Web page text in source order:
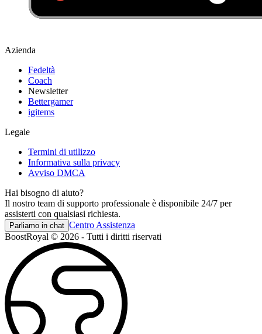
Azienda
Fedeltà
Coach
Newsletter
Bettergamer
igitems
Legale
Termini di utilizzo
Informativa sulla privacy
Avviso DMCA
Hai bisogno di aiuto?
Il nostro team di supporto professionale è disponibile 24/7 per
assisterti con qualsiasi richiesta.
Parliamo in chat Centro Assistenza
BoostRoyal © 2026 - Tutti i diritti riservati